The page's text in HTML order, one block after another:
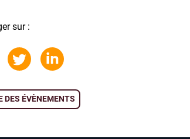
sur :
DES ÉVÈNEMENTS